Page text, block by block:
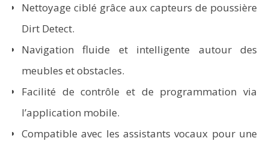
Nettoyage ciblé grâce aux capteurs de poussière
Dirt Detect.
Navigation fluide et intelligente autour des
meubles et obstacles.
Facilité de contrôle et de programmation via
l’application mobile.
Compatible avec les assistants vocaux pour une